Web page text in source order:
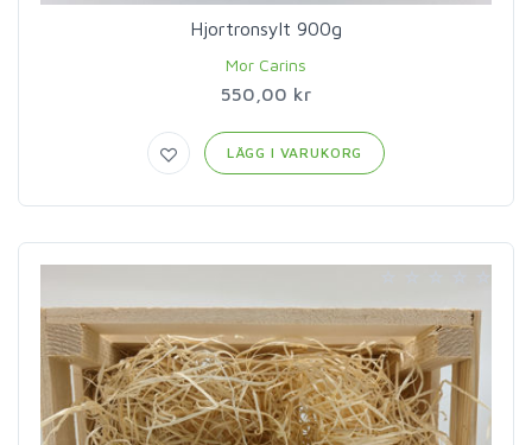
Hjortronsylt 900g
Mor Carins
550,00 kr
LÄGG I VARUKORG